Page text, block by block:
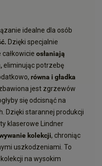
idealne dla osób
Dzięki specjalnie
całkowicie osłaniają
eliminując potrzebę
równa i gładka
jest zgrzewów
się odcisnąć na
Dzięki starannej produkcji
klaserowe Lindner
kolekcji, chroniąc
uszkodzeniami. To
kolekcji na wysokim